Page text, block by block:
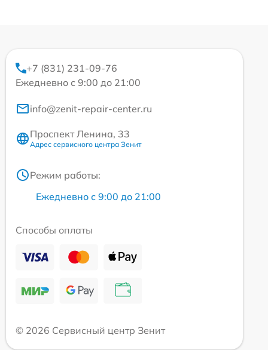
+7 (831) 231-09-76
Ежедневно с 9:00 до 21:00
info@zenit-repair-center.ru
Проспект Ленина, 33
Адрес сервисного центра Зенит
Режим работы:
Ежедневно с 9:00 до 21:00
Способы оплаты
© 2026 Сервисный центр Зенит